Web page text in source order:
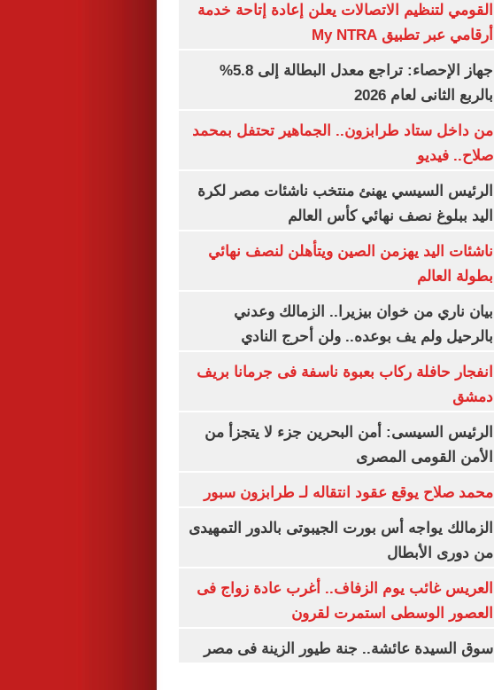
القومي لتنظيم الاتصالات يعلن إعادة إتاحة خدمة
أرقامي عبر تطبيق My NTRA
جهاز الإحصاء: تراجع معدل البطالة إلى 5.8%
بالربع الثانى لعام 2026
من داخل ستاد طرابزون.. الجماهير تحتفل بمحمد
صلاح.. فيديو
الرئيس السيسي يهنئ منتخب ناشئات مصر لكرة
اليد ببلوغ نصف نهائي كأس العالم
ناشئات اليد يهزمن الصين ويتأهلن لنصف نهائي
بطولة العالم
بيان ناري من خوان بيزيرا.. الزمالك وعدني
بالرحيل ولم يف بوعده.. ولن أحرج النادي
انفجار حافلة ركاب بعبوة ناسفة فى جرمانا بريف
دمشق
الرئيس السيسى: أمن البحرين جزء لا يتجزأ من
الأمن القومى المصرى
محمد صلاح يوقع عقود انتقاله لـ طرابزون سبور
الزمالك يواجه أس بورت الجيبوتى بالدور التمهيدى
من دورى الأبطال
العريس غائب يوم الزفاف.. أغرب عادة زواج فى
العصور الوسطى استمرت لقرون
سوق السيدة عائشة.. جنة طيور الزينة فى مصر